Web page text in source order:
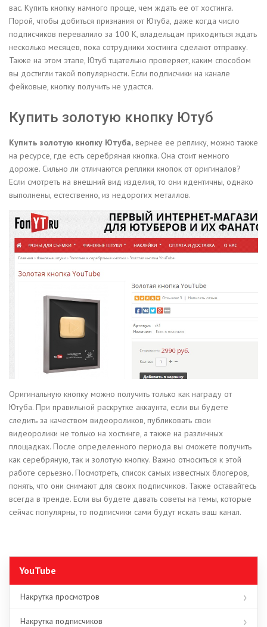
вас. Купить кнопку намного проще, чем ждать ее от хостинга.
Порой, чтобы добиться признания от Ютуба, даже когда число
подписчиков перевалило за 100 К, владельцам приходиться ждать
несколько месяцев, пока сотрудники хостинга сделают отправку.
Также на этом этапе, Ютуб тщательно проверяет, каким способом
вы достигли такой популярности. Если подписчики на канале
фейковые, кнопку получить не удастся.
Купить золотую кнопку Ютуб
Купить золотую кнопку Ютуба, вернее ее реплику, можно также
на ресурсе, где есть серебряная кнопка. Она стоит немного
дороже. Сильно ли отличаются реплики кнопок от оригиналов?
Если смотреть на внешний вид изделия, то они идентичны, однако
выполнены, естественно, из недорогих металлов.
Оригинальную кнопку можно получить только как награду от
Ютуба. При правильной раскрутке аккаунта, если вы будете
следить за качеством видеороликов, публиковать свои
видеоролики не только на хостинге, а также на различных
площадках. После определенного периода вы сможете получить
как серебряную, так и золотую кнопку. Важно относиться к этой
работе серьезно. Посмотреть, список самых известных блогеров,
понять, что они снимают для своих подписчиков. Также оставайтесь
всегда в тренде. Если вы будете давать советы на темы, которые
сейчас популярны, то подписчики сами будут искать ваш канал.
YouTube
Накрутка просмотров
Накрутка подписчиков